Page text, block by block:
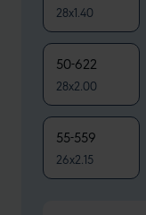
28x1.40
50-622
28x2.00
55-559
26x2.15